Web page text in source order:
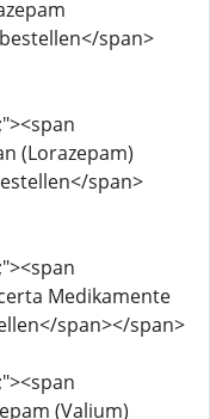
span>
(Lorazepam)
span>
Medikamente
span></span>
(Valium)